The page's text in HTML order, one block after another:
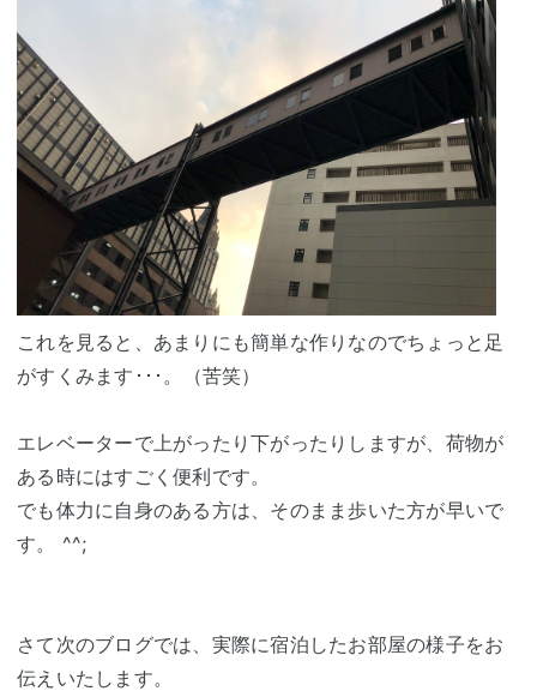
これを見ると、あまりにも簡単な作りなのでちょっと足
がすくみます･･･。（苦笑）
エレベーターで上がったり下がったりしますが、荷物が
ある時にはすごく便利です。
でも体力に自身のある方は、そのまま歩いた方が早いで
す。 ^^;
さて次のブログでは、実際に宿泊したお部屋の様子をお
伝えいたします。